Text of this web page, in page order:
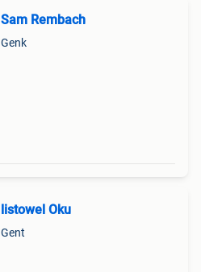
Sam Rembach
Genk
listowel Oku
Gent